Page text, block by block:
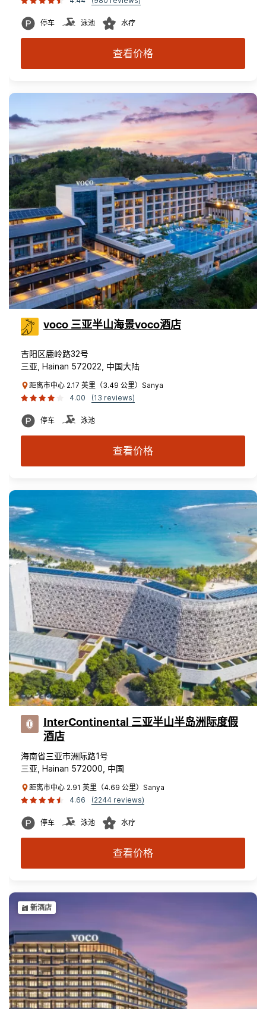
停车 泳池 水疗
查看价格
voco 三亚半山海景voco酒店
吉阳区鹿岭路32号
三亚, Hainan 572022, 中国大陆
距离市中心 2.17 英里（3.49 公里）Sanya
4.00
(13 reviews)
停车 泳池
查看价格
InterContinental 三亚半山半岛洲际度假
酒店
海南省三亚市洲际路1号
三亚, Hainan 572000, 中国
距离市中心 2.91 英里（4.69 公里）Sanya
4.66
(2244 reviews)
停车 泳池 水疗
查看价格
新酒店